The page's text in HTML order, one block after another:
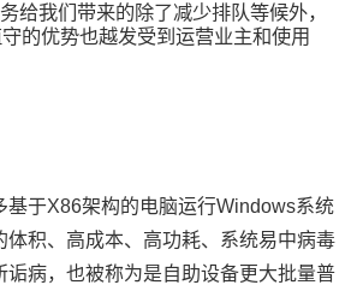
给我们带来的除了减少排队等候外，
的优势也越发受到运营业主和使用
基于X86架构的电脑运行Windows系统
体积、高成本、高功耗、系统易中病毒
诟病，也被称为是自助设备更大批量普